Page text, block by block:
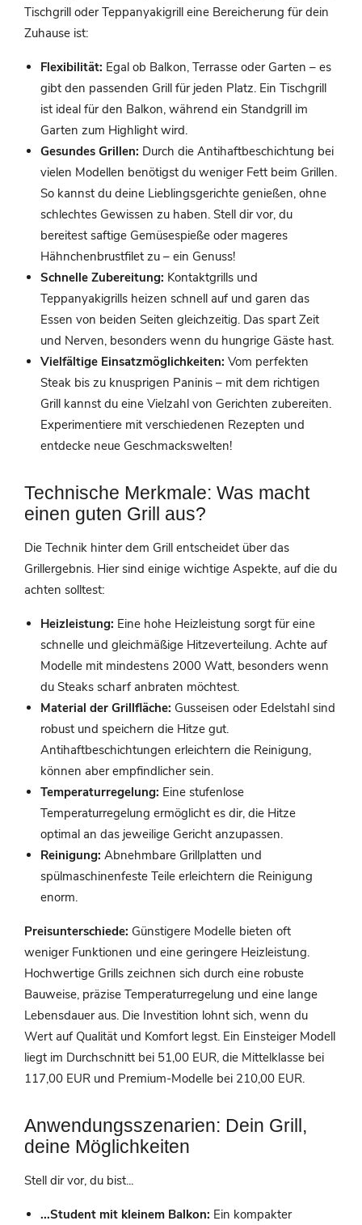
Tischgrill oder Teppanyakigrill eine Bereicherung für dein
Zuhause ist:
Flexibilität: Egal ob Balkon, Terrasse oder Garten – es
gibt den passenden Grill für jeden Platz. Ein Tischgrill
ist ideal für den Balkon, während ein Standgrill im
Garten zum Highlight wird.
Gesundes Grillen: Durch die Antihaftbeschichtung bei
vielen Modellen benötigst du weniger Fett beim Grillen.
So kannst du deine Lieblingsgerichte genießen, ohne
schlechtes Gewissen zu haben. Stell dir vor, du
bereitest saftige Gemüsespieße oder mageres
Hähnchenbrustfilet zu – ein Genuss!
Schnelle Zubereitung: Kontaktgrills und
Teppanyakigrills heizen schnell auf und garen das
Essen von beiden Seiten gleichzeitig. Das spart Zeit
und Nerven, besonders wenn du hungrige Gäste hast.
Vielfältige Einsatzmöglichkeiten: Vom perfekten
Steak bis zu knusprigen Paninis – mit dem richtigen
Grill kannst du eine Vielzahl von Gerichten zubereiten.
Experimentiere mit verschiedenen Rezepten und
entdecke neue Geschmackswelten!
Technische Merkmale: Was macht
einen guten Grill aus?
Die Technik hinter dem Grill entscheidet über das
Grillergebnis. Hier sind einige wichtige Aspekte, auf die du
achten solltest:
Heizleistung: Eine hohe Heizleistung sorgt für eine
schnelle und gleichmäßige Hitzeverteilung. Achte auf
Modelle mit mindestens 2000 Watt, besonders wenn
du Steaks scharf anbraten möchtest.
Material der Grillfläche: Gusseisen oder Edelstahl sind
robust und speichern die Hitze gut.
Antihaftbeschichtungen erleichtern die Reinigung,
können aber empfindlicher sein.
Temperaturregelung: Eine stufenlose
Temperaturregelung ermöglicht es dir, die Hitze
optimal an das jeweilige Gericht anzupassen.
Reinigung: Abnehmbare Grillplatten und
spülmaschinenfeste Teile erleichtern die Reinigung
enorm.
Preisunterschiede: Günstigere Modelle bieten oft
weniger Funktionen und eine geringere Heizleistung.
Hochwertige Grills zeichnen sich durch eine robuste
Bauweise, präzise Temperaturregelung und eine lange
Lebensdauer aus. Die Investition lohnt sich, wenn du
Wert auf Qualität und Komfort legst. Ein Einsteiger Modell
liegt im Durchschnitt bei 51,00 EUR, die Mittelklasse bei
117,00 EUR und Premium-Modelle bei 210,00 EUR.
Anwendungsszenarien: Dein Grill,
deine Möglichkeiten
Stell dir vor, du bist...
...Student mit kleinem Balkon: Ein kompakter